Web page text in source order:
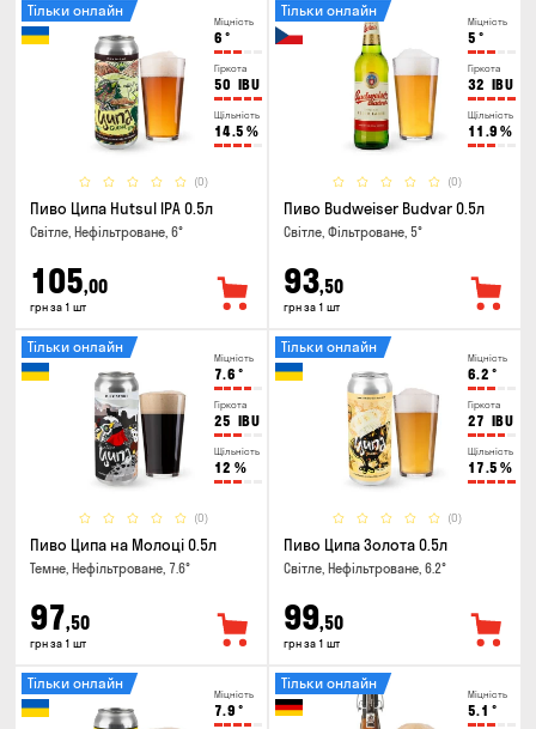
Міцність
6 °
Гіркота
50 IBU
Щільність
14.5 %
(0)
Тільки онлайн
Пиво Ципа Hutsul IPA 0.5л
Світле, Нефільтроване, 6°
105,00
грн за 1 шт
Міцність
5 °
Гіркота
32 IBU
Щільність
11.9 %
(0)
Тільки онлайн
Пиво Budweiser Budvar 0.5л
Світле, Фільтроване, 5°
93,50
грн за 1 шт
Міцність
7.6 °
Гіркота
25 IBU
Щільність
12 %
(0)
Тільки онлайн
Пиво Ципа на Молоці 0.5л
Темне, Нефільтроване, 7.6°
97,50
грн за 1 шт
Міцність
6.2 °
Гіркота
27 IBU
Щільність
17.5 %
(0)
Тільки онлайн
Пиво Ципа Золота 0.5л
Світле, Нефільтроване, 6.2°
99,50
грн за 1 шт
Міцність
7.9 °
Тільки онлайн
Міцність
5.1 °
Тільки онлайн